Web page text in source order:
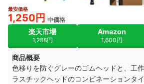
最安価格
1,250円 中価格
楽天市場
1,288円
Amazon
1,600円
商品概要
色移りを防ぐグレーのゴムヘッドと、工
ラスチックヘッドのコンビネーションタ